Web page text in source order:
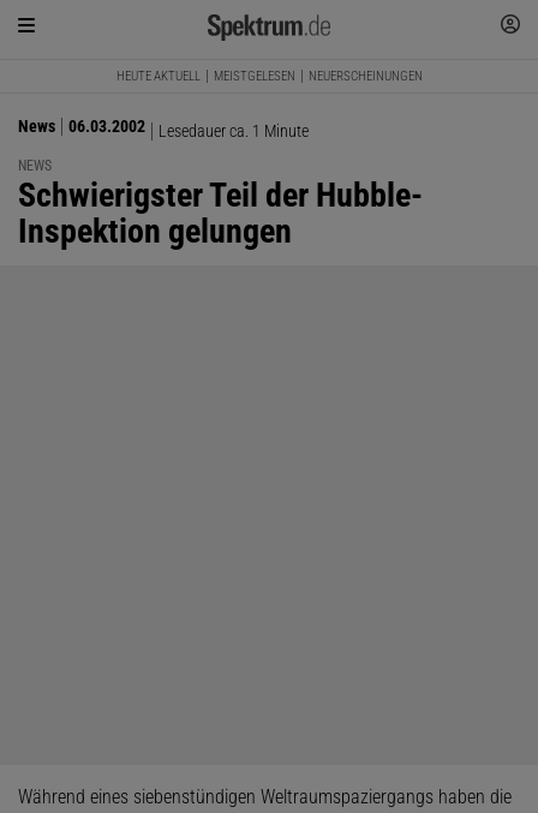
HEUTE AKTUELL MEISTGELESEN NEUERSCHEINUNGEN
News 06.03.2002 Lesedauer ca. 1 Minute
NEWS
:
Schwierigster Teil der Hubble-
Inspektion gelungen
Während eines siebenstündigen Weltraumspaziergangs haben die